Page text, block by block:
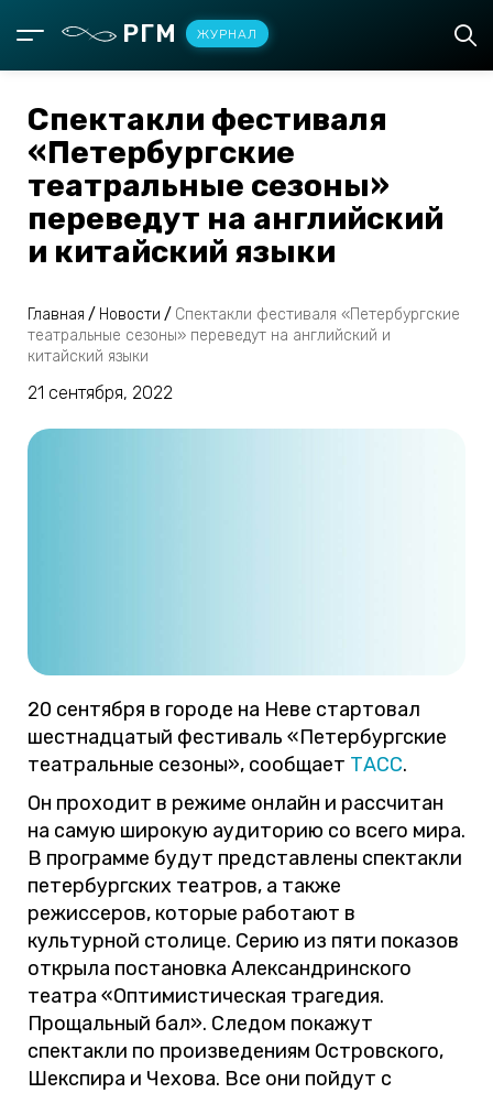
РГМ ЖУРНАЛ
Спектакли фестиваля
«Петербургские
театральные сезоны»
переведут на английский
и китайский языки
Главная / Новости / Спектакли фестиваля «Петербургские
театральные сезоны» переведут на английский и
китайский языки
21 сентября, 2022
20 сентября в городе на Неве стартовал
шестнадцатый фестиваль «Петербургские
театральные сезоны», сообщает ТАСС.
Он проходит в режиме онлайн и рассчитан
на самую широкую аудиторию со всего мира.
В программе будут представлены спектакли
петербургских театров, а также
режиссеров, которые работают в
культурной столице. Серию из пяти показов
открыла постановка Александринского
театра «Оптимистическая трагедия.
Прощальный бал». Следом покажут
спектакли по произведениям Островского,
Шекспира и Чехова. Все они пойдут с